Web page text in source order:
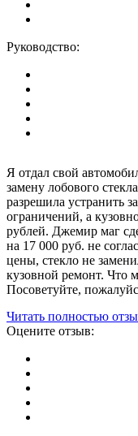
Руководство:
Я отдал свой
замену лобового
разрешила устранить
ограничений, а
рублей. Джемир маг
на 17 000 руб. не
цены, стекло не
кузовной ремонт. Что
Посоветуйте,
Читать полностью
Оцените отзыв: